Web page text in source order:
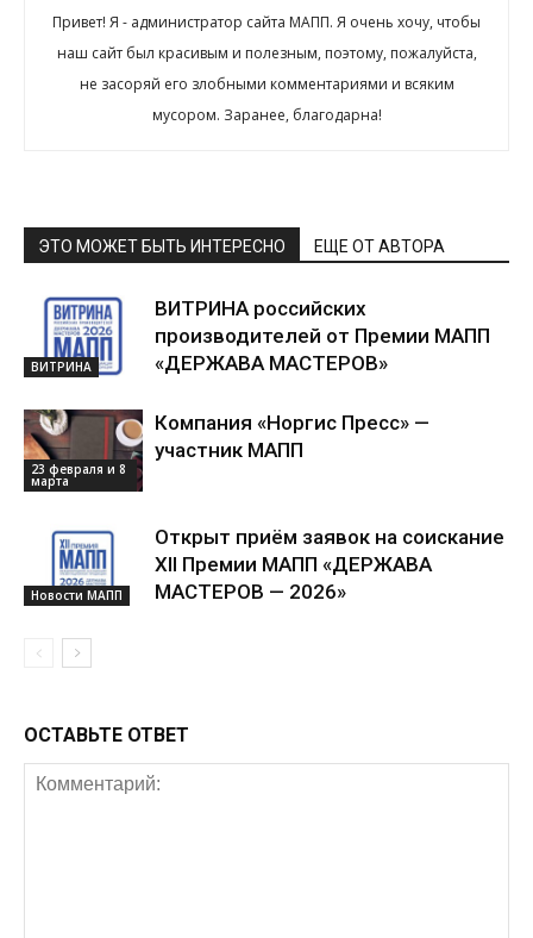
Привет! Я - администратор сайта МАПП. Я очень хочу, чтобы
наш сайт был красивым и полезным, поэтому, пожалуйста,
не засоряй его злобными комментариями и всяким
мусором. Заранее, благодарна!
ЭТО МОЖЕТ БЫТЬ ИНТЕРЕСНО ЕЩЕ ОТ АВТОРА
ВИТРИНА
ВИТРИНА российских
производителей от Премии МАПП
«ДЕРЖАВА МАСТЕРОВ»
23 февраля и 8
марта
Компания «Норгис Пресс» —
участник МАПП
Новости МАПП
Открыт приём заявок на соискание
XII Премии МАПП «ДЕРЖАВА
МАСТЕРОВ — 2026»
ОСТАВЬТЕ ОТВЕТ